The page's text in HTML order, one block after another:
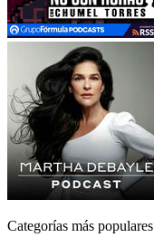
Categorías más populares